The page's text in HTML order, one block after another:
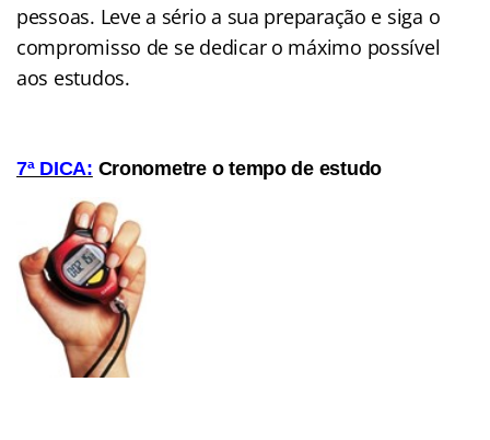
pessoas. Leve a sério a sua preparação e siga o
compromisso de se dedicar o máximo possível
aos estudos.
7ª DICA: Cronometre o tempo de estudo